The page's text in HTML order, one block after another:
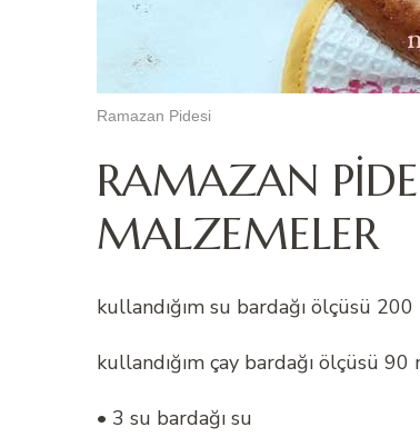
Ramazan Pidesi
RAMAZAN
MALZEMELER
kullandığım su bardağı ölçüsü
kullandığım çay bardağı ölçüsü 90
• 3 su bardağı su